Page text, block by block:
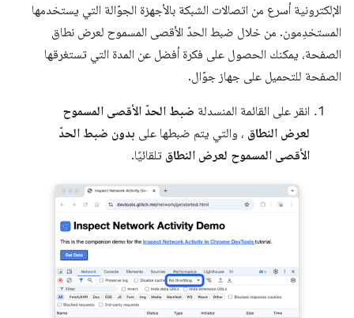
الإلكترونية أسرع من اتصالات الشبكة بالأجهزة الجوّالة التي يستخدمها
المستخدِمون. من خلال ضبط الحدّ الأقصى المسموح لعرض نطاق
الصفحة، يمكنك الحصول على فكرة أفضل عن المدة التي تستغرقها
الصفحة للتحميل على جهاز جوّال.
انقر على القائمة المنسدلة ضبط الحدّ الأقصى المسموح
لعرض النطاق ، والتي يتم ضبطها على بدون ضبط الحدّ
الأقصى المسموح لعرض النطاق تلقائيًا.